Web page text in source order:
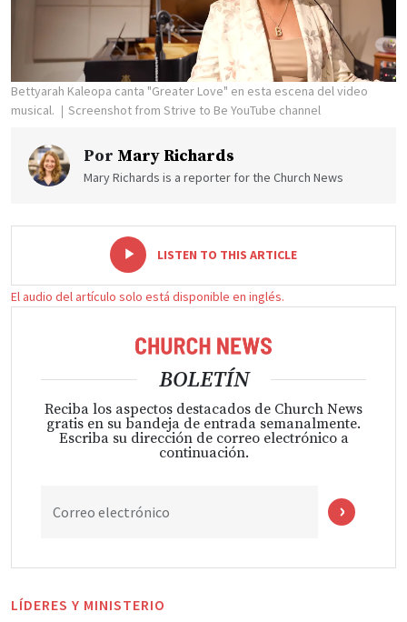
Bettyarah Kaleopa canta "Greater Love" en esta escena del video
musical.
Screenshot from Strive to Be YouTube channel
Por Mary Richards
Mary Richards is a reporter for the Church News
LISTEN TO THIS ARTICLE
El audio del artículo solo está disponible en inglés.
BOLETÍN
Reciba los aspectos destacados de Church News
gratis en su bandeja de entrada semanalmente.
Escriba su dirección de correo electrónico a
continuación.
Correo electrónico
LÍDERES Y MINISTERIO